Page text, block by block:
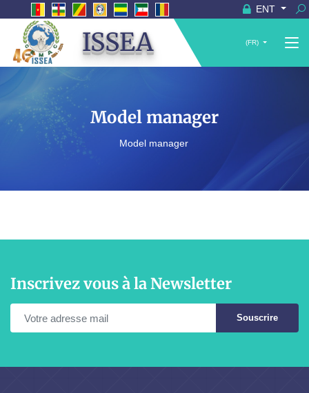
ENT
ISSEA (FR)
Model manager
Model manager
Inscrivez vous à la Newsletter
Souscrire